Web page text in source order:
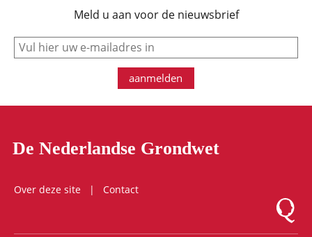
Meld u aan voor de nieuwsbrief
e-mail
aanmelden
De Nederlandse Grondwet
Over deze site
Contact
Logo